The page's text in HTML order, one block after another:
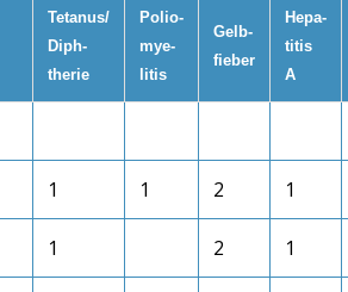
Tetanus/
Diph-
therie
Polio-
mye-
litis
Gelb-
fieber
Hepa-
titis
A
1 1 2 1
1 2 1